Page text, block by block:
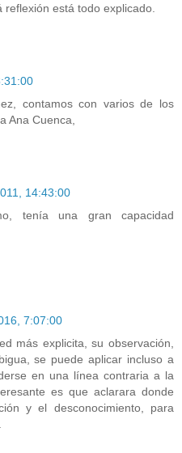
está todo explicado.
contamos con varios de los
Ana Cuenca,
14:43:00
tenía una gran capacidad
7:07:00
más explicita, su observación,
se puede aplicar incluso a
en una línea contraria a la
es que aclarara donde
y el desconocimiento, para